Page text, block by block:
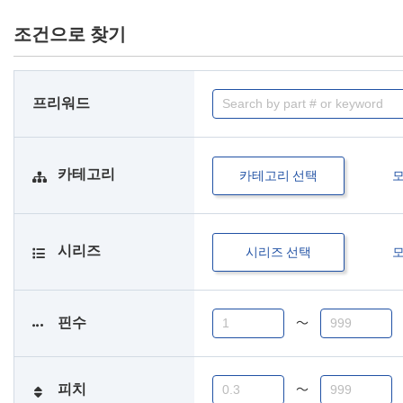
조건으로 찾기
프리워드
카테고리 카테고리 선택
시리즈 시리즈 선택
핀수 〜
피치 〜